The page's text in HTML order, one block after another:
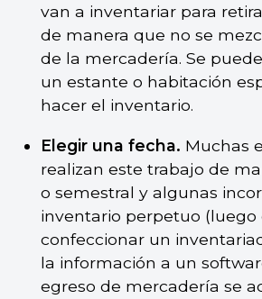
van a inventariar para
de manera que no se
de la mercadería. Se
un estante o habitación
hacer el inventario.
Elegir una fecha. Muchas
realizan este trabajo de
o semestral y algunas
inventario perpetuo (luego
confeccionar un
la información a un
egreso de mercadería se